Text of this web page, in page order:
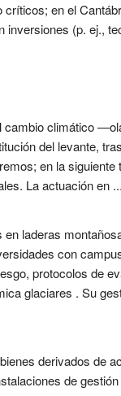
en el
inversiones (p. ej.,
cambio climático
del levante,
en la siguiente
La actuación en ...
laderas
con
protocolos de
glaciares . Su
derivados de
de